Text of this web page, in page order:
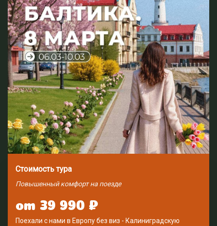
Стоимость тура
Повышенный комфорт на поезде
от 39 990 ₽
Поехали с нами в Европу без виз - Калиниградскую